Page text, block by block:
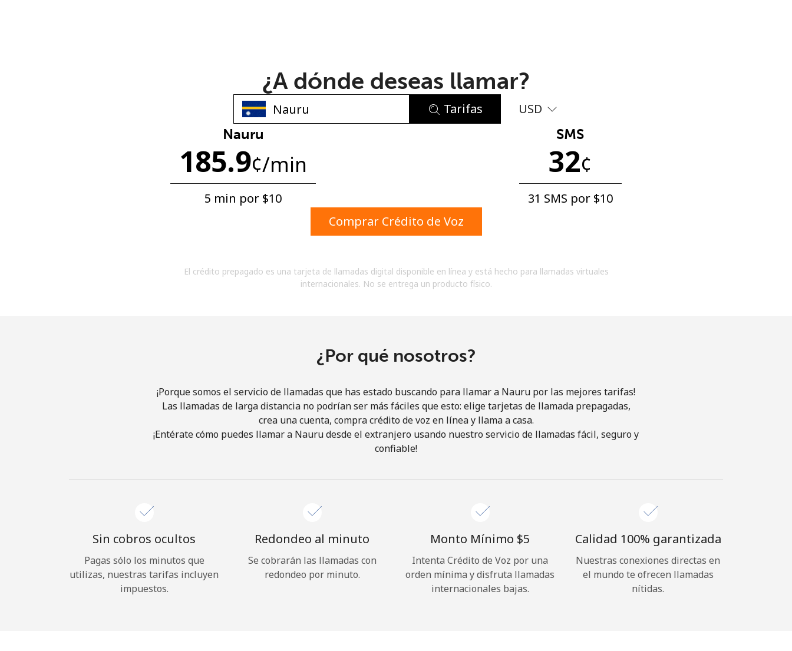
Una letra mayúscula y una minúscula
acuerdo con estos
Términos y condiciones.
Únete
¡Hola!
¿A dónde deseas llamar?
Tarifas USD
Nauru
185.9¢/min
5 min por ⁦$10⁩
SMS
32¢
31 SMS por ⁦$10⁩
Comprar Crédito de Voz
El crédito prepagado es una tarjeta de llamadas digital disponible en línea y está hecho para llamadas virtuales
internacionales. No se entrega un producto físico.
¿Por qué nosotros?
¡Porque somos el servicio de llamadas que has estado buscando para llamar a Nauru por las mejores tarifas!
Las llamadas de larga distancia no podrían ser más fáciles que esto: elige tarjetas de llamada prepagadas,
crea una cuenta, compra crédito de voz en línea y llama a casa.
¡Entérate cómo puedes llamar a Nauru desde el extranjero usando nuestro servicio de llamadas fácil, seguro y
confiable!
Sin cobros ocultos
Pagas sólo los minutos que
utilizas, nuestras tarifas incluyen
impuestos.
Redondeo al minuto
Se cobrarán las llamadas con
redondeo por minuto.
Monto Mínimo ⁦$5⁩
Intenta Crédito de Voz por una
orden mínima y disfruta llamadas
internacionales bajas.
Calidad 100% garantizada
Nuestras conexiones directas en
el mundo te ofrecen llamadas
nítidas.